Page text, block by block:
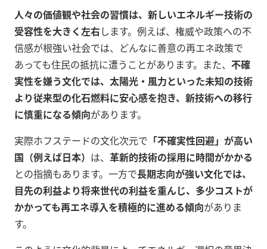
人々の価値観や社会の習慣は、新しいエネルギー技術の
受容性を大きく左右します。例えば、権威や政策への不
信感が根強い社会では、どんなに善意の再エネ政策で
あっても住民の抵抗に遭うことがあります。また、 不確
実性を嫌う文化では、太陽光・風力といった未知の技術
より従来型の化石燃料に安心感を抱き、新技術への移行
に慎重になる傾向があります。
実際ホフステードの文化次元で 「不確実性回避」が高い
国（例えば日本） は、 革新的技術の採用に時間がかかる
との指摘もあります。一方で長期志向が強い文化では、
目先の利益より将来世代の利益を重んじ、多少コストが
かかっても再エネ導入を積極的に進める傾向がありま
す。